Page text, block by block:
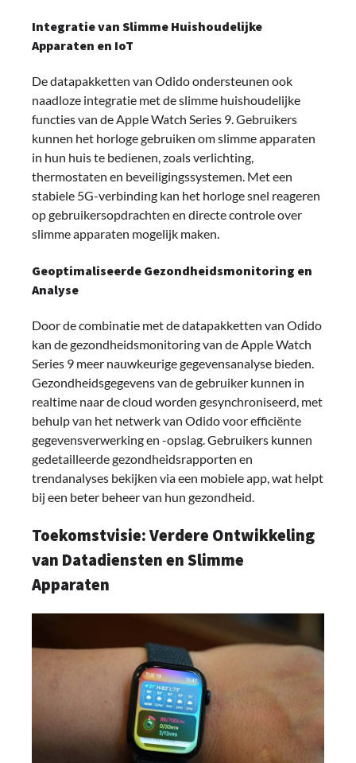
Integratie van Slimme Huishoudelijke
Apparaten en IoT
De datapakketten van Odido ondersteunen ook
naadloze integratie met de slimme huishoudelijke
functies van de Apple Watch Series 9. Gebruikers
kunnen het horloge gebruiken om slimme apparaten
in hun huis te bedienen, zoals verlichting,
thermostaten en beveiligingssystemen. Met een
stabiele 5G-verbinding kan het horloge snel reageren
op gebruikersopdrachten en directe controle over
slimme apparaten mogelijk maken.
Geoptimaliseerde Gezondheidsmonitoring en
Analyse
Door de combinatie met de datapakketten van Odido
kan de gezondheidsmonitoring van de Apple Watch
Series 9 meer nauwkeurige gegevensanalyse bieden.
Gezondheidsgegevens van de gebruiker kunnen in
realtime naar de cloud worden gesynchroniseerd, met
behulp van het netwerk van Odido voor efficiënte
gegevensverwerking en -opslag. Gebruikers kunnen
gedetailleerde gezondheidsrapporten en
trendanalyses bekijken via een mobiele app, wat helpt
bij een beter beheer van hun gezondheid.
Toekomstvisie: Verdere Ontwikkeling
van Datadiensten en Slimme
Apparaten